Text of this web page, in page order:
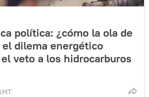
política: ¿cómo la ola de
dilema energético
veto a los hidrocarburos